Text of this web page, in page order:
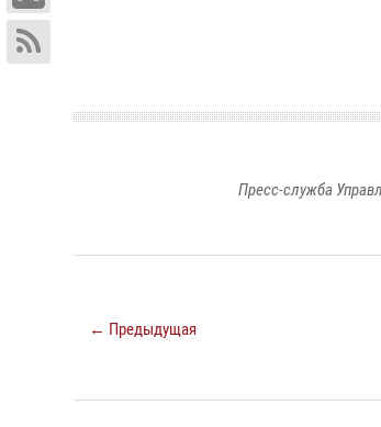
Пресс-служба
← Предыдущая